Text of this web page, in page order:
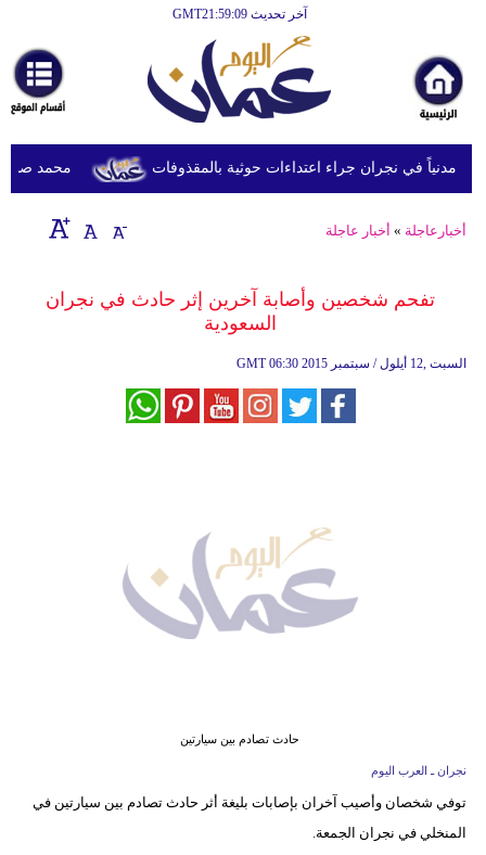
آخر تحديث GMT21:59:09
أخبارعاجلة
رياضة
ثقافة
إقتصاد
وموسيقى
وتكنولوجيا
محمد صلاح يصل
أخبارعاجلة » أخبار عاجلة
تفحم شخصين وأصابة آخرين إثر حادث في نجران
السعودية
GMT 06:30 2015 السبت ,12 أيلول / سبتمبر
حادث تصادم بين سيارتين
نجران ـ العرب اليوم
توفي شخصان وأصيب آخران بإصابات بليغة أثر حادث تصادم بين سيارتين في
المنخلي في نجران الجمعة.